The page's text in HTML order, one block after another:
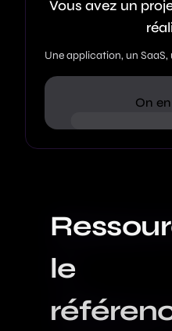
Vous avez un
Une application, un SaaS,
On
le